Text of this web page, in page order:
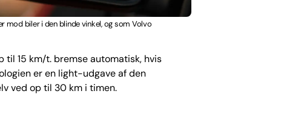
mod biler i den blinde vinkel, og som Volvo
til 15 km/t. bremse automatisk, hvis
er en light-udgave af den
ved op til 30 km i timen.